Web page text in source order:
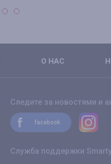
О НАС
Следите за новостями и
facebook
Служба поддержки